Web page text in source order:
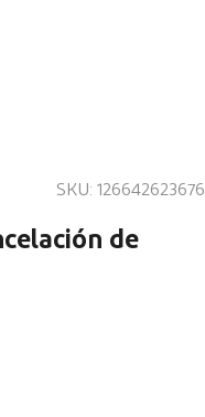
SKU: 126642623676
de